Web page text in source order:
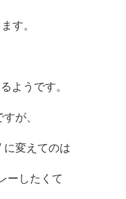
す。
ようです。
が、
変えてのは
したくて